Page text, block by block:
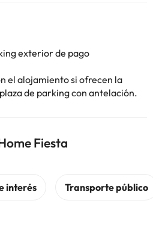
exterior de pago
el alojamiento si ofrecen la
de parking con antelación.
Fiesta